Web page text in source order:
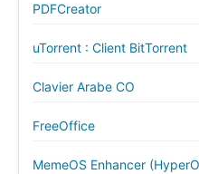
PDFCreator
uTorrent : Client BitTorrent
Clavier Arabe CO
FreeOffice
MemeOS Enhancer